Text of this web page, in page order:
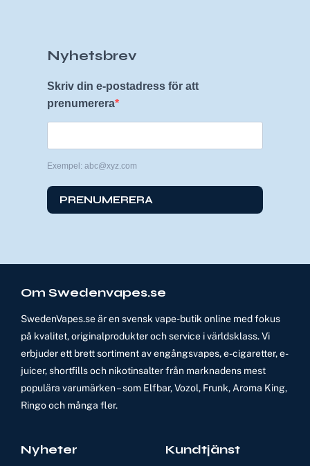
Nyhetsbrev
Skriv din e-postadress för att
prenumerera
Exempel: abc@xyz.com
PRENUMERERA
Om Swedenvapes.se
SwedenVapes.se är en svensk vape-butik online med fokus
på kvalitet, originalprodukter och service i världsklass. Vi
erbjuder ett brett sortiment av engångsvapes, e-cigaretter, e-
juicer, shortfills och nikotinsalter från marknadens mest
populära varumärken – som Elfbar, Vozol, Frunk, Aroma King,
Ringo och många fler.
Nyheter Kundtjänst